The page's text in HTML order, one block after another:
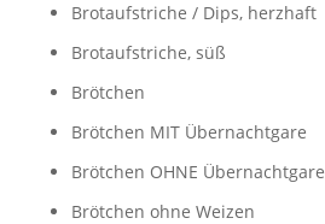
Brotaufstriche / Dips, herzhaft
Brotaufstriche, süß
Brötchen
Brötchen MIT Übernachtgare
Brötchen OHNE Übernachtgare
Brötchen ohne Weizen